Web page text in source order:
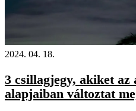
2024. 04. 18.
3 csillagjegy, akiket
alapjaiban változtat